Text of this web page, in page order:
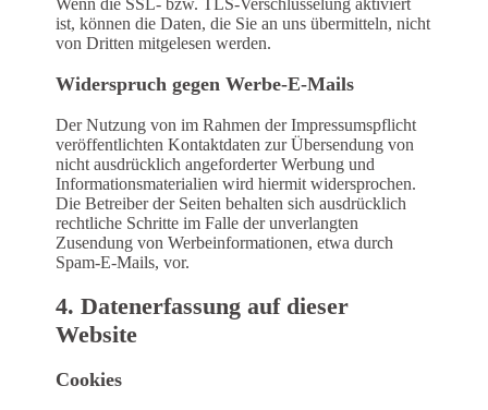
Wenn die SSL- bzw. TLS-Verschlüsselung aktiviert
ist, können die Daten, die Sie an uns übermitteln, nicht
von Dritten mitgelesen werden.
Widerspruch gegen Werbe-E-Mails
Der Nutzung von im Rahmen der Impressumspflicht
veröffentlichten Kontaktdaten zur Übersendung von
nicht ausdrücklich angeforderter Werbung und
Informationsmaterialien wird hiermit widersprochen.
Die Betreiber der Seiten behalten sich ausdrücklich
rechtliche Schritte im Falle der unverlangten
Zusendung von Werbeinformationen, etwa durch
Spam-E-Mails, vor.
4. Datenerfassung auf dieser
Website
Cookies